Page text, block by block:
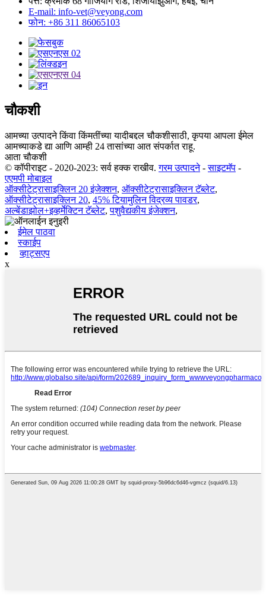
E-mail: info-vet@veyong.com
फोन: +86 311 86065103
चौकशी
आमच्या उत्पादने किंवा किंमतींच्या यादीबद्दल चौकशीसाठी, कृपया आपला ईमेल
आमच्याकडे द्या आणि आम्ही 24 तासांच्या आत संपर्कात राहू.
आता चौकशी
© कॉपीराइट - 2020-2023: सर्व हक्क राखीव. गरम उत्पादने-साइटमॅप -
एएमपी मोबाइल
ऑक्सीटेट्रासाइक्लिन 20 इंजेक्शन, ऑक्सीटेट्रासाइक्लिन टॅब्लेट,
ऑक्सीटेट्रासाइक्लिन 20, 45% टियामुलिन विद्रव्य पावडर,
अल्बेंडाझोल+इव्हर्मेक्टिन टॅब्लेट,पशुवैद्यकीय इंजेक्शन,
ईमेल पाठवा
स्काईप
व्हाट्सएप
x